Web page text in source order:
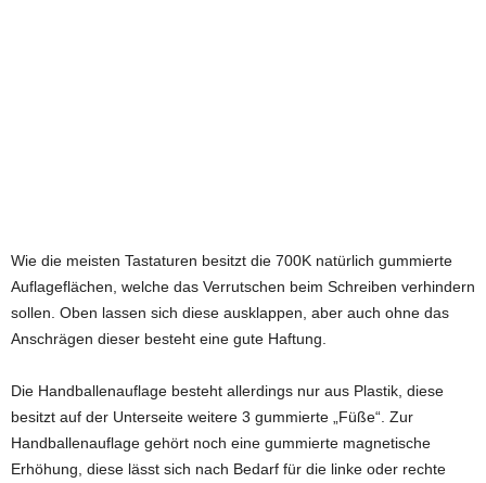
Wie die meisten Tastaturen besitzt die 700K natürlich gummierte
Auflageflächen, welche das Verrutschen beim Schreiben verhindern
sollen. Oben lassen sich diese ausklappen, aber auch ohne das
Anschrägen dieser besteht eine gute Haftung.
Die Handballenauflage besteht allerdings nur aus Plastik, diese
besitzt auf der Unterseite weitere 3 gummierte „Füße“. Zur
Handballenauflage gehört noch eine gummierte magnetische
Erhöhung, diese lässt sich nach Bedarf für die linke oder rechte